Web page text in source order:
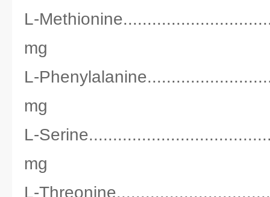
L-
mg
L-
mg
L-
mg
L-